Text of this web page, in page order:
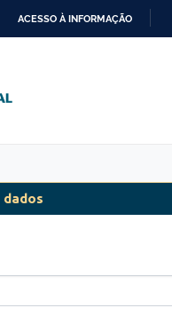
ACESSO À INFORMAÇÃO
dados